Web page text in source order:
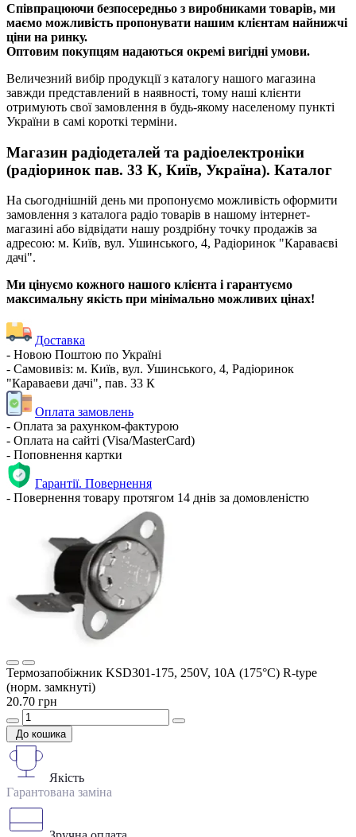
Співпрацюючи безпосередньо з виробниками товарів, ми
маємо можливість пропонувати нашим клієнтам найнижчі
ціни на ринку.
Оптовим покупцям надаються окремі вигідні умови.
Величезний вибір продукції з каталогу нашого магазина
завжди представлений в наявності, тому наші клієнти
отримують свої замовлення в будь-якому населеному пункті
України в самі короткі терміни.
Магазин радіодеталей та радіоелектроніки
(радіоринок пав. 33 К, Київ, Україна). Каталог
На сьогоднішній день ми пропонуємо можливість оформити
замовлення з каталога радіо товарів в нашому інтернет-
магазині або відвідати нашу роздрібну точку продажів за
адресою: м. Київ, вул. Ушинського, 4, Радіоринок "Караваєві
дачі".
Ми цінуємо кожного нашого клієнта і гарантуємо
максимальну якість при мінімально можливих цінах!
Доставка
- Новою Поштою по Україні
- Самовивіз: м. Київ, вул. Ушинського, 4, Радіоринок
"Караваеви дачі", пав. 33 К
Оплата замовлень
- Оплата за рахунком-фактурою
- Оплата на сайті (Visa/MasterCard)
- Поповнення картки
Гарантії. Повернення
- Повернення товару протягом 14 днів за домовленістю
Термозапобіжник KSD301-175, 250V, 10А (175°C) R-type
(норм. замкнуті)
20.70 грн
До кошика
Якість
Гарантована заміна